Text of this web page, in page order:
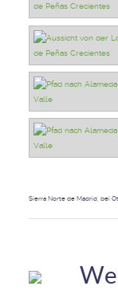
Sierra Norte de Madrid, bei